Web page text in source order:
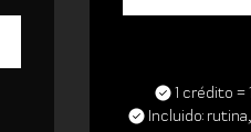
1 crédito =
Incluido: